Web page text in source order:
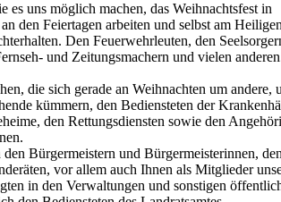
es uns möglich machen, das Weihnachtsfest in
den Feiertagen arbeiten und selbst am Heiligen
Den Feuerwehrleuten, den
und Zeitungsmachern und vielen
die sich gerade an Weihnachten um andere,
kümmern, den Bediensteten der
den Rettungsdiensten sowie den
Bürgermeistern und Bürgermeisterinnen, den
vor allem auch Ihnen als Mitglieder
in den Verwaltungen und sonstigen